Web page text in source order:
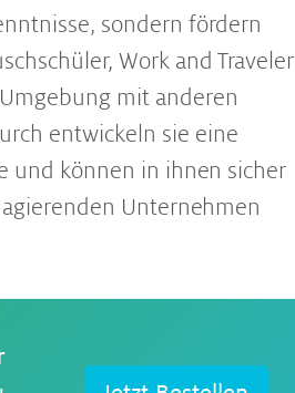
sondern fördern
Work and Traveler
mit anderen
entwickeln sie eine
und können in ihnen sicher
Unternehmen